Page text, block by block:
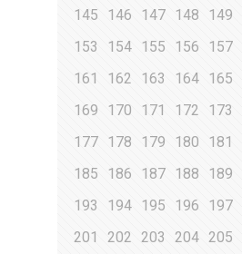
145
146 147 148 149
153
154 155 156 157
161
162 163 164 165
169
170 171 172 173
177 178 179 180 181
185
186 187 188 189
193
194 195 196 197
201
202 203 204 205